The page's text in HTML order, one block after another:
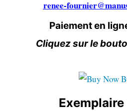
renee-
Paiement en
Cliquez sur le